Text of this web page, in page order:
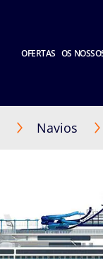
OFERTAS OS
Navios